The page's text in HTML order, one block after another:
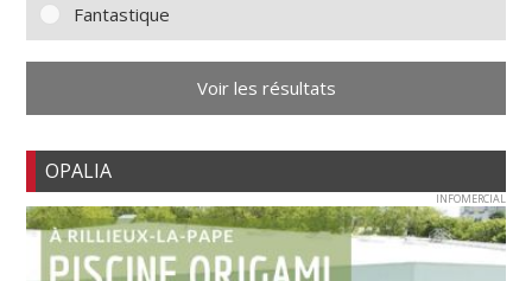
Fantastique
Voir les résultats
OPALIA
INFOMERCIAL